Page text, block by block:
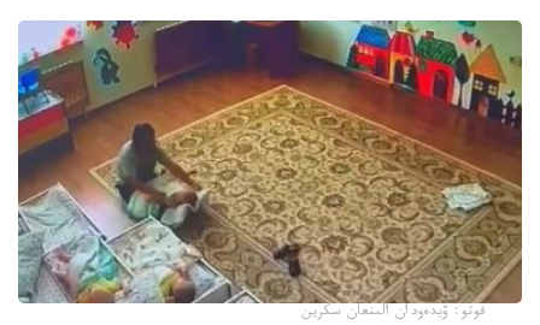
فوتو: ۆيدەودان الىنعان سكرين